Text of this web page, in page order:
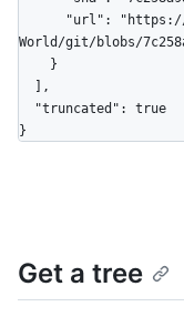
World/git/blobs/
}
Get a tree